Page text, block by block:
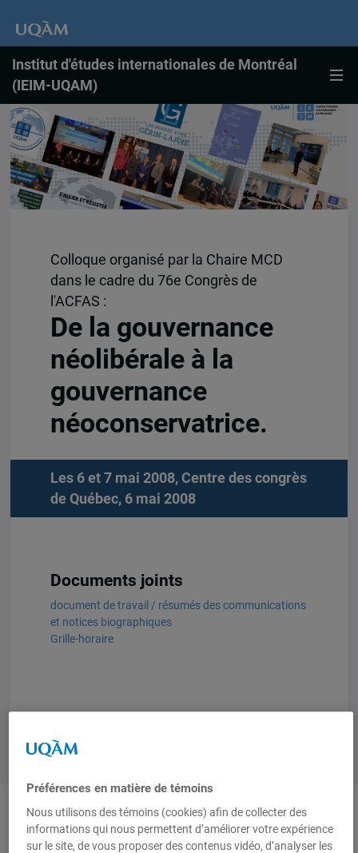
Institut d'études internationales de Montréal
(IEIM-UQAM)
Colloque organisé par la Chaire MCD
dans le cadre du 76e Congrès de
l'ACFAS :
De la gouvernance
néolibérale à la
gouvernance
néoconservatrice.
Les 6 et 7 mai 2008, Centre des congrès
de Québec, 6 mai 2008
Documents joints
document de travail / résumés des communications
et notices biographiques
Grille-horaire
Produit par
Préférences en matière de témoins
Nous utilisons des témoins (cookies) afin de collecter des
informations qui nous permettent d’améliorer votre expérience
sur le site, de vous proposer des contenus vidéo, d’analyser les